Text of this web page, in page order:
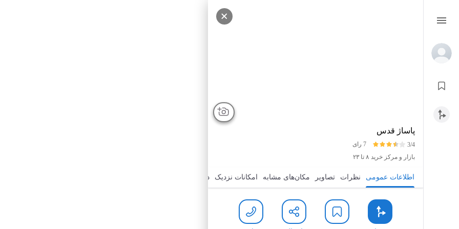
پاساژ قدس
3/4
7 رای
بازار و مرکز خرید ۸ تا ۲۳
اطلاعات عمومی نظرات تصاویر مکان‌های مشابه امکانات نزدیک درباره